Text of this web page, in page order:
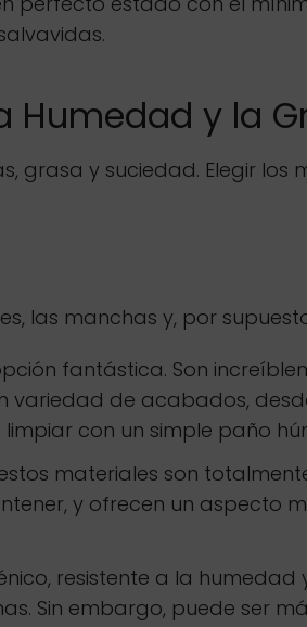
Humedad y la
grasa y suciedad. Elegir los
las manchas y, por
fantástica. Son
variedad de acabados,
con un simple paño
materiales son
y ofrecen un aspecto
resistente a la humedad
Sin embargo, puede ser